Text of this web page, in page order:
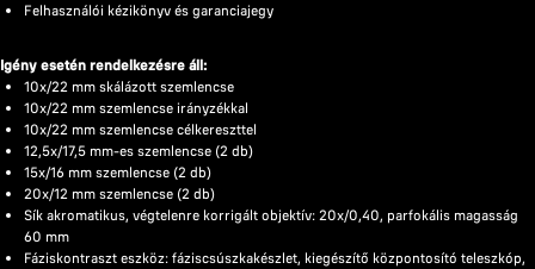
Felhasználói kézikönyv és garanciajegy
Igény esetén rendelkezésre áll:
10x/22 mm skálázott szemlencse
10x/22 mm szemlencse irányzékkal
10x/22 mm szemlencse célkereszttel
12,5x/17,5 mm-es szemlencse (2 db)
15x/16 mm szemlencse (2 db)
20x/12 mm szemlencse (2 db)
Sík akromatikus, végtelenre korrigált objektív: 20x/0,40, parfokális magasság
60 mm
Fáziskontraszt eszköz: fáziscsúszkakészlet, kiegészítő központosító teleszkóp,